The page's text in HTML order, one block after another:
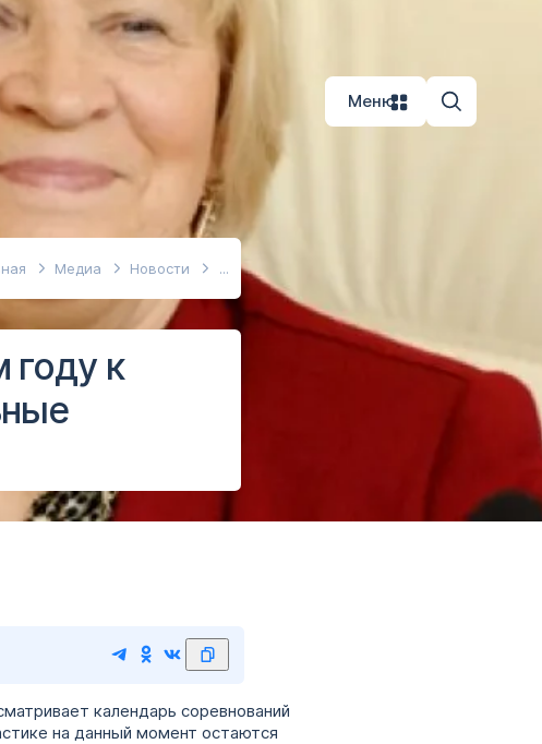
Меню
Медиа Новости
к
календарь соревнований
на данный момент остаются